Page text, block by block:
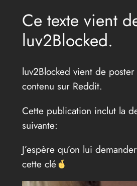
Ce texte vient
luv2Blocked.
luv2Blocked vient de
contenu sur Reddit.
Cette publication inclut la
suivante:
J’espère qu’on lui
cette clé